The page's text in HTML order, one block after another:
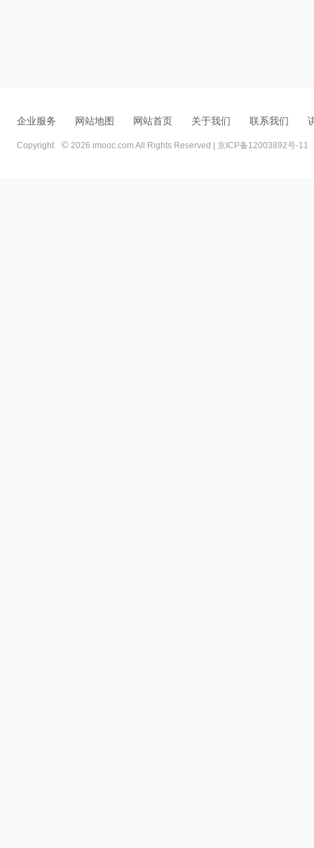
企业服务 网站地图 网站首页 关于我们 联系我们
Copyright 2026 imooc.com All Rights Reserved | 京ICP备12003892号-11